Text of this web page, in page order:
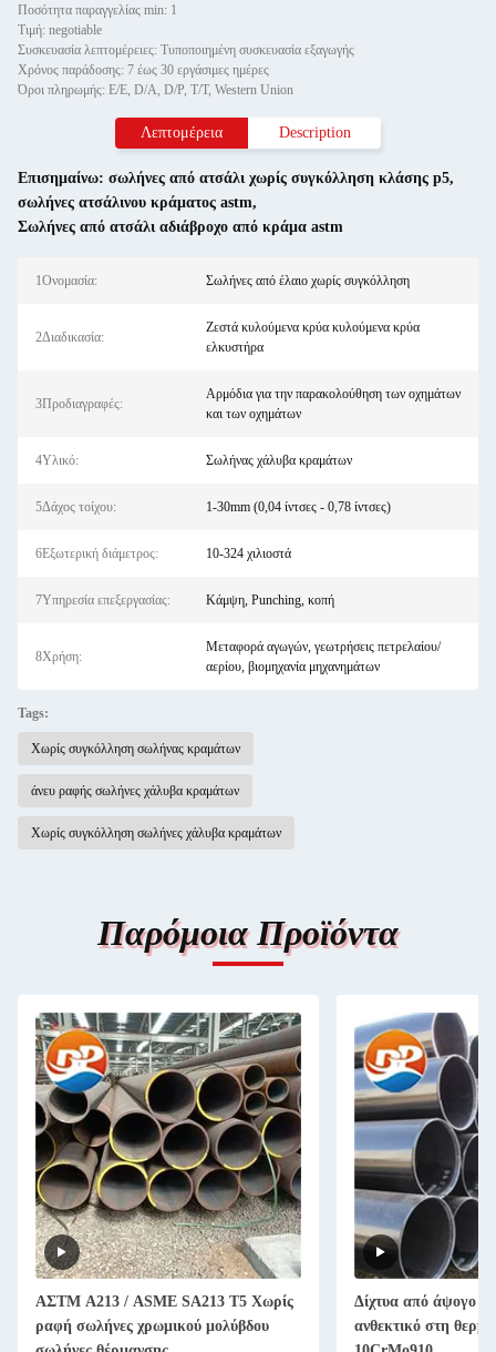
Ποσότητα παραγγελίας min: 1
Τιμή: negotiable
Συσκευασία λεπτομέρειες: Τυποποιημένη συσκευασία εξαγωγής
Χρόνος παράδοσης: 7 έως 30 εργάσιμες ημέρες
Όροι πληρωμής: Ε/Ε, D/A, D/P, T/T, Western Union
Λεπτομέρεια Description
Επισημαίνω: σωλήνες από ατσάλι χωρίς συγκόλληση κλάσης p5,
σωλήνες ατσάλινου κράματος astm,
Σωλήνες από ατσάλι αδιάβροχο από κράμα astm
1Ονομασία: Σωλήνες από έλαιο χωρίς συγκόλληση
2Διαδικασία:
Ζεστά κυλούμενα κρύα κυλούμενα κρύα
ελκυστήρα
3Προδιαγραφές:
Αρμόδια για την παρακολούθηση των οχημάτων
και των οχημάτων
4Υλικό: Σωλήνας χάλυβα κραμάτων
5Δάχος τοίχου: 1-30mm (0,04 ίντσες - 0,78 ίντσες)
6Εξωτερική διάμετρος: 10-324 χιλιοστά
7Υπηρεσία επεξεργασίας: Κάμψη, Punching, κοπή
8Χρήση:
Μεταφορά αγωγών, γεωτρήσεις πετρελαίου/
αερίου, βιομηχανία μηχανημάτων
Tags:
Χωρίς συγκόλληση σωλήνας κραμάτων
άνευ ραφής σωλήνες χάλυβα κραμάτων
Χωρίς συγκόλληση σωλήνες χάλυβα κραμάτων
Παρόμοια Προϊόντα
ΑΣTM A213 / ASME SA213 T5 Χωρίς
ραφή σωλήνες χρωμικού μολύβδου
Δίχτυα από άψογο
ανθεκτικό στη